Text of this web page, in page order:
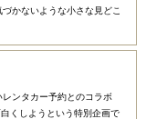
かないような小さな見どこ
レンタカー予約とのコラボ
くしようという特別企画で